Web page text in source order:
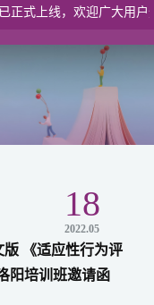
式上线，欢迎广大用户登
《适应性行为评
阳培训班邀请函
18
2022.05